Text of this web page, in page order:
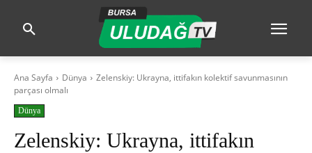
Ana Sayfa Dünya
Zelenskiy: Ukrayna, ittifakın kolektif savunmasının
parçası olmalı
Dünya
Zelenskiy: Ukrayna, ittifakın